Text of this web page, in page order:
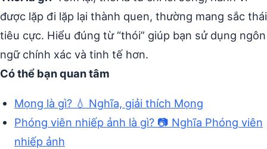
được lặp đi lặp lại thành quen, thường mang sắc thái
tiêu cực. Hiểu đúng từ “thói” giúp bạn sử dụng ngôn
ngữ chính xác và tinh tế hơn.
Có thể bạn quan tâm
Mọng là gì? 💧 Nghĩa, giải thích Mọng
Phóng viên nhiếp ảnh là gì? 📷 Nghĩa Phóng viên
nhiếp ảnh